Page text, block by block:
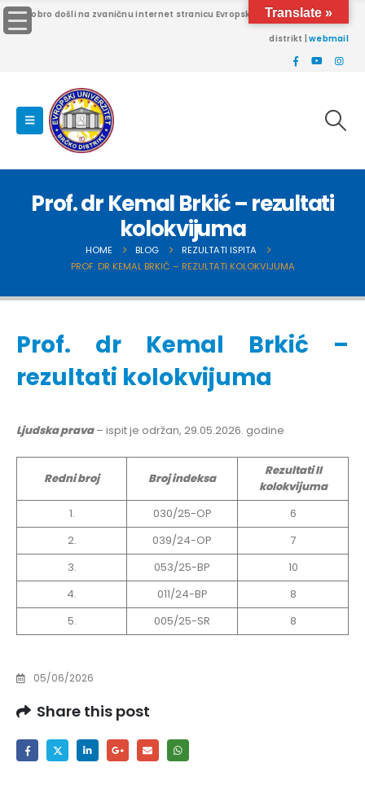
Dobro došli na zvaničnu internet stranicu Evropskog univerziteta Brčko
distrikt |webmail
Prof. dr Kemal Brkić – rezultati
kolokvijuma
HOME BLOG
REZULTATI ISPITA
PROF. DR KEMAL BRKIĆ – REZULTATI KOLOKVIJUMA
Prof. dr Kemal Brkić –
rezultati kolokvijuma
Ljudska prava– ispit je održan, 29.05.2026. godine
Redni broj Broj indeksa
Rezultati II
kolokvijuma
1.
030/25-OP
6
2.
039/24-OP
7
3.
053/25-BP
10
4.
011/24-BP
8
5.
005/25-SR 8
05/06/2026
Share this post
Translate »